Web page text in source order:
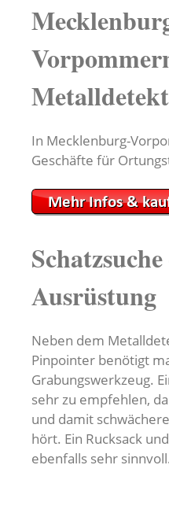
In Mecklenburg-
Geschäfte für
Ausrüstung
Neben dem
Pinpointer benötigt
Grabungswerkzeug.
sehr zu empfehlen,
und damit
hört. Ein Rucksack
ebenfalls sehr